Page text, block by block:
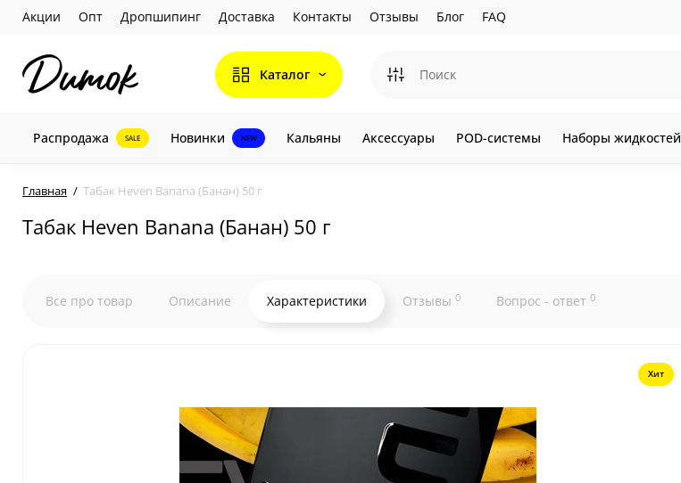
Акции Опт Дропшипинг Доставка Контакты Отзывы Блог FAQ
Каталог
Распродажа SALE Новинки NEW Кальяны Аксессуары POD-системы Наборы жидкостей
Главная Табак Heven Banana (Банан) 50 г
Табак Heven Banana (Банан) 50 г
Все про товар Описание Характеристики Отзывы 0 Вопрос - ответ 0
Хит